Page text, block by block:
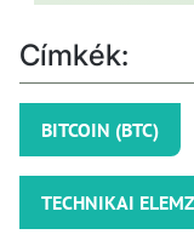
Címkék:
BITCOIN (BTC)
TECHNIKAI